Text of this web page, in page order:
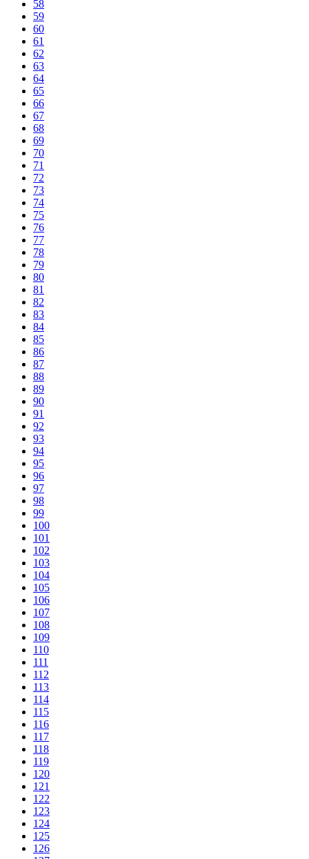
58
59
60
61
62
63
64
65
66
67
68
69
70
71
72
73
74
75
76
77
78
79
80
81
82
83
84
85
86
87
88
89
90
91
92
93
94
95
96
97
98
99
100
101
102
103
104
105
106
107
108
109
110
111
112
113
114
115
116
117
118
119
120
121
122
123
124
125
126